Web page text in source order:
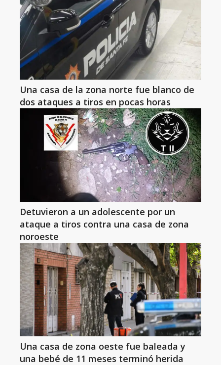
Una casa de la zona norte fue blanco de
dos ataques a tiros en pocas horas
Detuvieron a un adolescente por un
ataque a tiros contra una casa de zona
noroeste
Una casa de zona oeste fue baleada y
una bebé de 11 meses terminó herida